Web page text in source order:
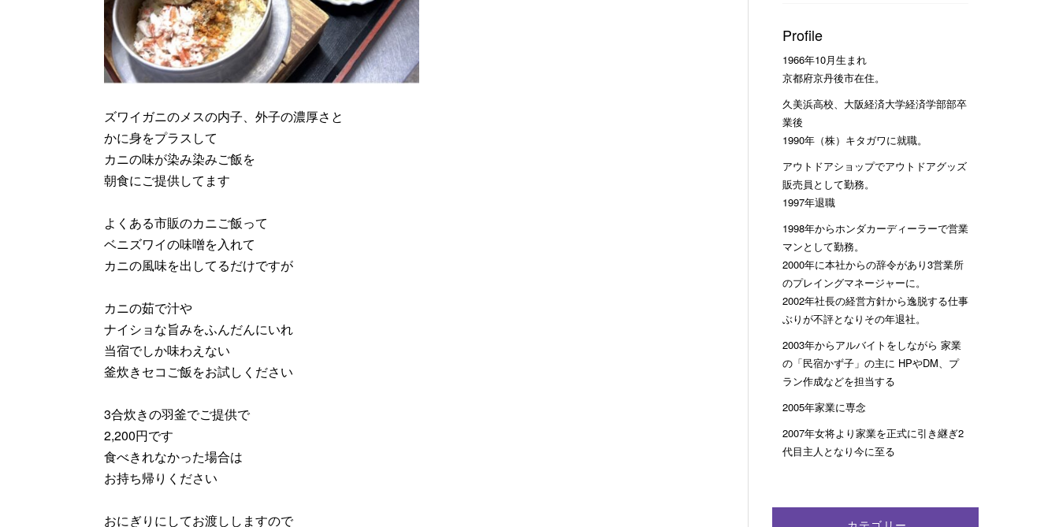
ズワイガニのメスの内子、外子の濃厚さと
かに身をプラスして
カニの味が染み染みご飯を
朝食にご提供してます
よくある市販のカニご飯って
ベニズワイの味噌を入れて
カニの風味を出してるだけですが
カニの茹で汁や
ナイショな旨みをふんだんにいれ
当宿でしか味わえない
釜炊きセコご飯をお試しください
3合炊きの羽釜でご提供で
2,200円です
食べきれなかった場合は
お持ち帰りください
おにぎりにしてお渡ししますので
Profile
1966年10月生まれ
京都府京丹後市在住。
久美浜高校、大阪経済大学経済学部部卒
業後
1990年（株）キタガワに就職。
アウトドアショップでアウトドアグッズ
販売員として勤務。
1997年退職
1998年からホンダカーディーラーで営業
マンとして勤務。
2000年に本社からの辞令があり3営業所
のプレイングマネージャーに。
2002年社長の経営方針から逸脱する仕事
ぶりが不評となりその年退社。
2003年からアルバイトをしながら 家業
の「民宿かず子」の主に HPやDM、プ
ラン作成などを担当する
2005年家業に専念
2007年女将より家業を正式に引き継ぎ2
代目主人となり今に至る